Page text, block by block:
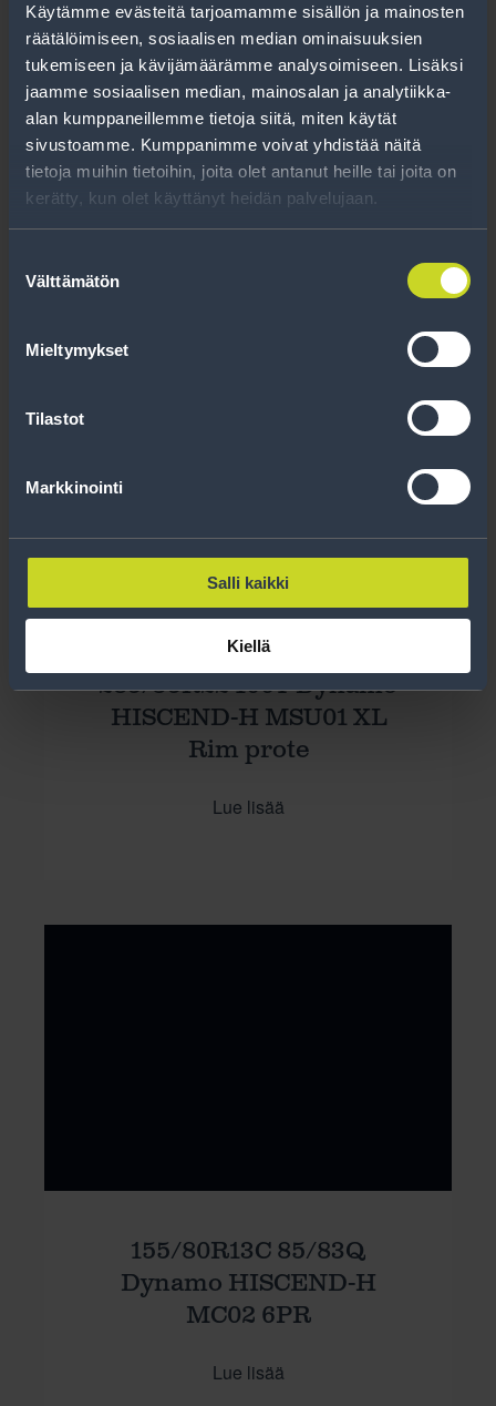
Käytämme evästeitä tarjoamamme sisällön ja mainosten
räätälöimiseen, sosiaalisen median ominaisuuksien
tukemiseen ja kävijämäärämme analysoimiseen. Lisäksi
jaamme sosiaalisen median, mainosalan ja analytiikka-
alan kumppaneillemme tietoja siitä, miten käytät
sivustoamme. Kumppanimme voivat yhdistää näitä
tietoja muihin tietoihin, joita olet antanut heille tai joita on
kerätty, kun olet käyttänyt heidän palvelujaan.
valinta
Välttämätön
Mieltymykset
Tilastot
Markkinointi
Salli kaikki
Kiellä
165/13R8C 94/93S
DYNAMO HISCEND-H
MC31 XL 8PR
285/35R22 106Y Dynamo
HISCEND-H MSU01 XL
Rim prote
Lue lisää
155/80R13C 85/83Q
Dynamo HISCEND-H
MC02 6PR
Lue lisää